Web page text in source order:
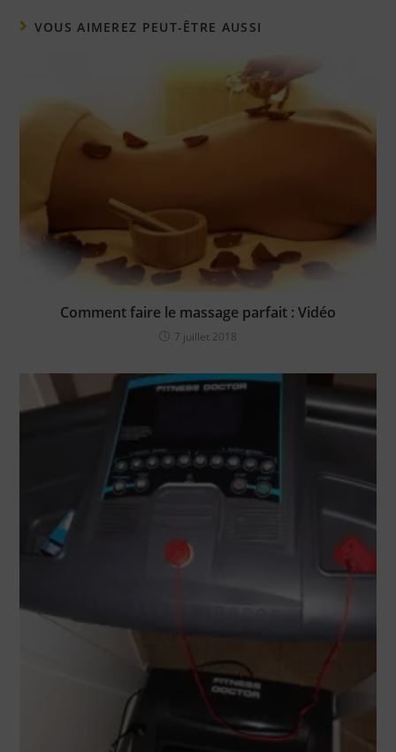
VOUS AIMEREZ PEUT-ÊTRE AUSSI
Comment faire le massage parfait : Vidéo
7 juillet 2018